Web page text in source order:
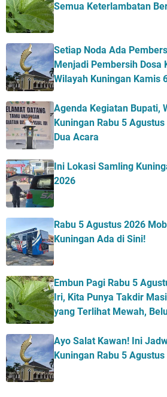
Semua Keterlambatan
Setiap Noda Ada
Menjadi Pembersih Dosa
Wilayah Kuningan Kamis
Agenda Kegiatan Bupati,
Kuningan Rabu 5
Dua Acara
Ini Lokasi Samling
2026
Rabu 5 Agustus 2026
Kuningan Ada di Sini!
Embun Pagi Rabu 5
Iri, Kita Punya Takdir
yang Terlihat Mewah,
Ayo Salat Kawan! Ini
Kuningan Rabu 5